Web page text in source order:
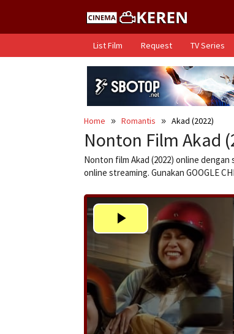
content
List Film Request TV Series
Home Romantis Akad (2022)
Nonton Film Akad
Nonton film Akad (2022) online
online streaming. Gunakan GOOGLE
Play
Video